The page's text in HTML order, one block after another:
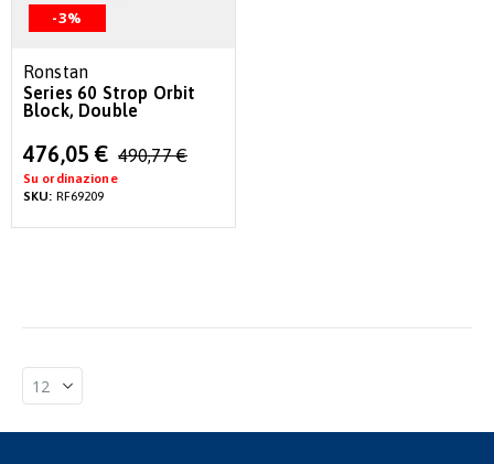
-3%
Ronstan
Series 60 Strop Orbit
Block, Double
Special
Price
476,05 € 490,77 €
Su ordinazione
SKU: RF69209